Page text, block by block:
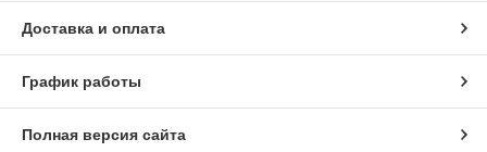
Доставка и оплата
График работы
Полная версия сайта